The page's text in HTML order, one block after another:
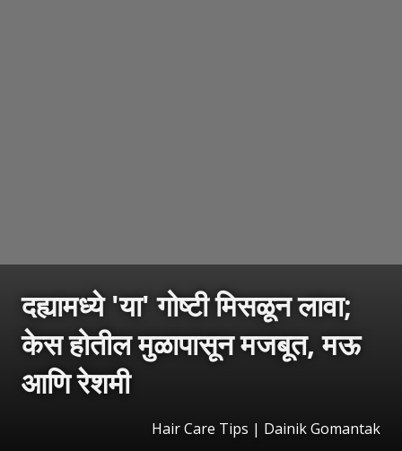
दह्यामध्ये 'या' गोष्टी मिसळून लावा;
केस होतील मुळापासून मजबूत, मऊ
आणि रेशमी
Hair Care Tips | Dainik Gomantak